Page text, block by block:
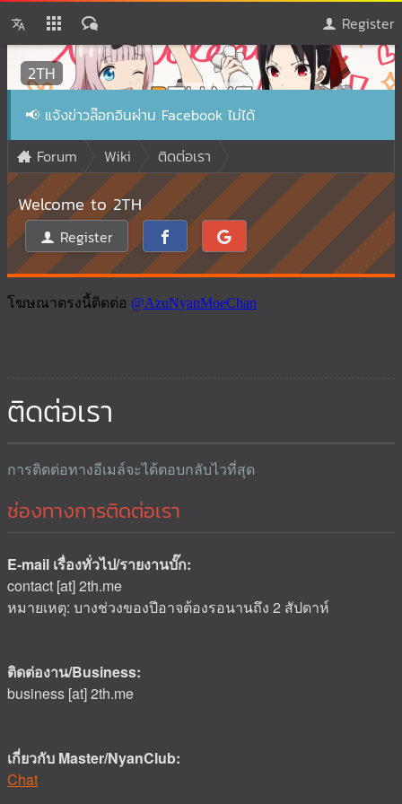
Register
2TH
📢 แจ้งข่าวล๊อกอินผ่าน Facebook ไม่ได้
Forum
Wiki ติดต่อเรา
Welcome to 2TH
Register
ติดต่อเรา
การติดต่อทางอีเมล์จะได้ตอบกลับไวที่สุด
ช่องทางการติดต่อเรา
E-mail เรื่องทั่วไป/รายงานบั๊ก:
contact [at] 2th.me
หมายเหตุ: บางช่วงของปีอาจต้องรอนานถึง 2 สัปดาห์
ติดต่องาน/Business:
business [at] 2th.me
เกี่ยวกับ Master/NyanClub:
Chat